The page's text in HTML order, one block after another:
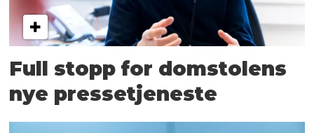
Full stopp for domstolens
nye pressetjeneste